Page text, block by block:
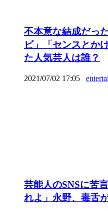
不本意な結成だっ
ビ」「センスとか
た人気芸人は誰？
2021/07/02 17:05
芸能人のSNSに苦
れよ」永野、毒舌